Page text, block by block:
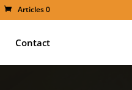
Articles 0
Contact